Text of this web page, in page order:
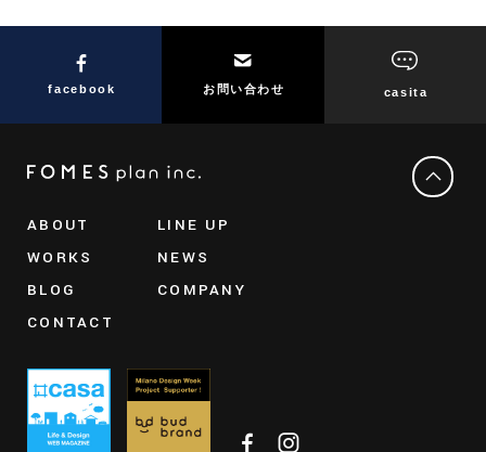
facebook お問い合わせ casita
ABOUT
LINE UP
WORKS
NEWS
BLOG
COMPANY
CONTACT